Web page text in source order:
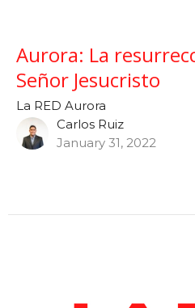
Aurora: La
Señor Jesucristo
La RED Aurora
Carlos Ruiz
January 31, 2022